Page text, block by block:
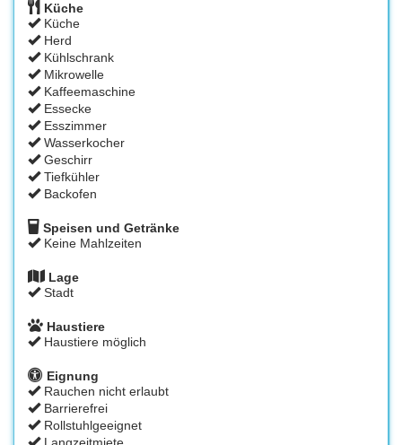
Küche
Küche
Herd
Kühlschrank
Mikrowelle
Kaffeemaschine
Essecke
Esszimmer
Wasserkocher
Geschirr
Tiefkühler
Backofen
Speisen und Getränke
Keine Mahlzeiten
Lage
Stadt
Haustiere
Haustiere möglich
Eignung
Rauchen nicht erlaubt
Barrierefrei
Rollstuhlgeeignet